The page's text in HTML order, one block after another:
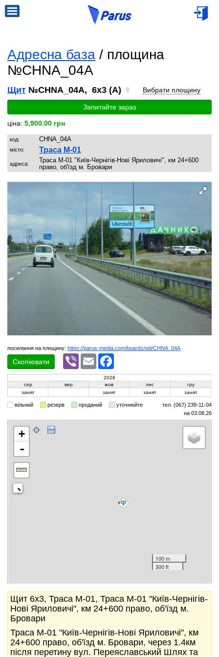
Адресна база / площина
№CHNA_04A
Щит №CHNA_04A, 6x3 (A) Вибрати площину
Запитайте зараз
ціна: 5,900.00 грн
код: CHNA_04A
місто: Траса М-01
адреса:
Траса М-01 "Київ-Чернігів-Нові Яриловичі", км 24+600
право, об'їзд м. Бровари
посилання на площину: https://parus-media.com/boards/oid/CHNA_04A
Скопіювати
Viber Email
2026
сер
вер жов лис
гру
занят
занят занят занят
вільний резерв проданий уточнюйте
тел. (067) 239-11-04
на 03.08.26
+
-
100 m
300 ft
Щит 6x3, Траса М-01, Траса М-01 "Київ-Чернігів-
Нові Яриловичі", км 24+600 право, об'їзд м.
Бровари
Траса М-01 "Київ-Чернігів-Нові Яриловичі", км
24+600 право, об'їзд м. Бровари, через 1.4км
після перетину вул. Переяславський Шлях та